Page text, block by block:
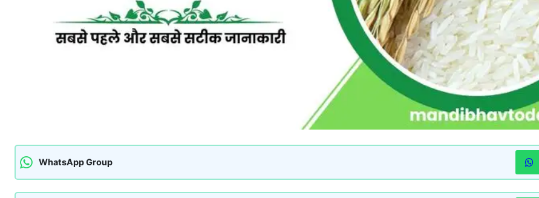
WhatsApp Group